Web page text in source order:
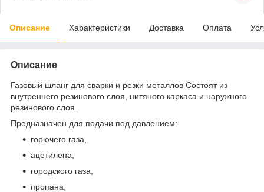
Описание Характеристики Доставка Оплата
Описание
Газовый шланг для сварки и резки металлов Состоят из
внутреннего резинового слоя, нитяного каркаса и наружного
резинового слоя.
Предназначен для подачи под давлением:
горючего газа,
ацетилена,
городского газа,
пропана,